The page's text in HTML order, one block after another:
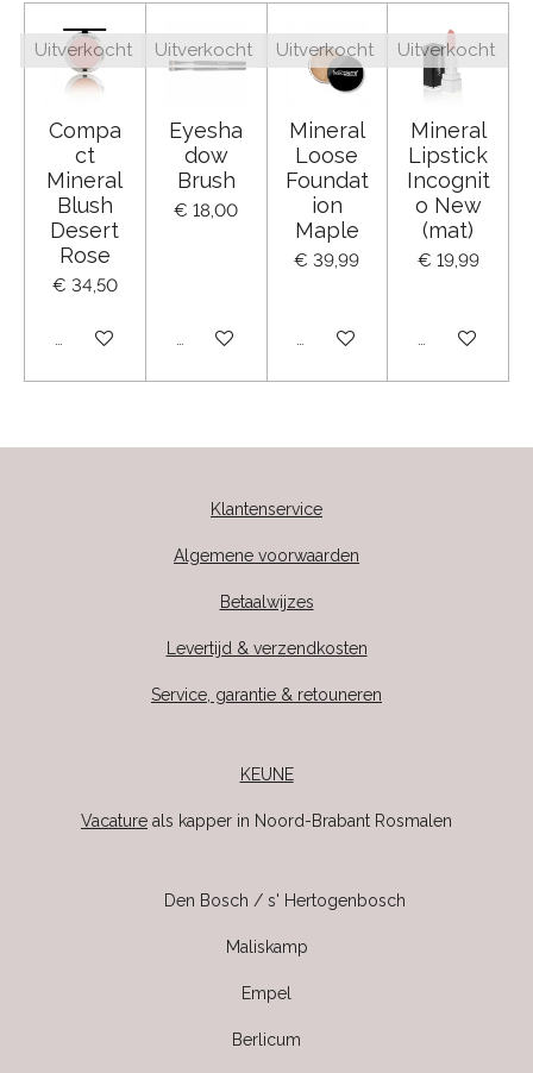
Uitverkocht
Compa
ct
Mineral
Blush
Desert
Rose
€ 34,50
Uitverkocht
Uitverkocht
Eyesha
dow
Brush
€ 18,00
Uitverkocht
Uitverkocht
Mineral
Loose
Foundat
ion
Maple
€ 39,99
Uitverkocht
Uitverkocht
Mineral
Lipstick
Incognit
o New
(mat)
€ 19,99
Uitverkocht
Klantenservice
Algemene voorwaarden
Betaalwijzes
Levertijd & verzendkosten
Service, garantie & retouneren
KEUNE
Vacature als kapper in Noord-Brabant Rosmalen
Den Bosch / s' Hertogenbosch
Maliskamp
Empel
Berlicum